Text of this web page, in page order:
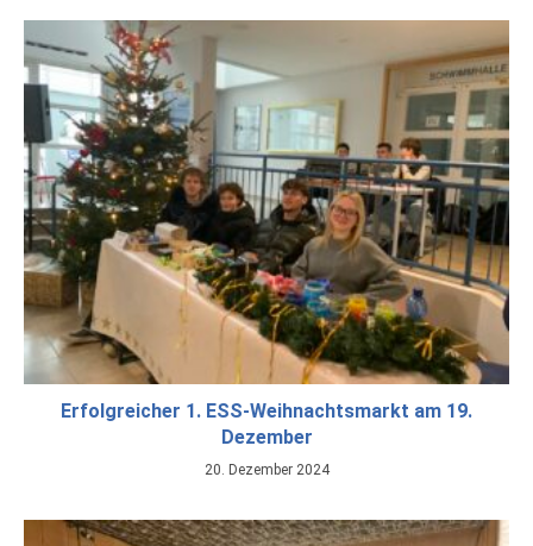
Erfolgreicher 1. ESS-Weihnachtsmarkt am 19.
Dezember
20. Dezember 2024